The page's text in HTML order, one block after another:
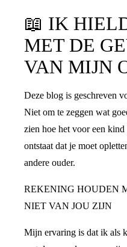
📖 IK
MET DE
VAN MIJN
Deze blog is geschreven
Niet om te zeggen wat
zien hoe het voor een
ontstaat dat je moet
andere ouder.
REKENING HOUDEN
NIET VAN JOU ZIJN
Mijn ervaring is dat ik als